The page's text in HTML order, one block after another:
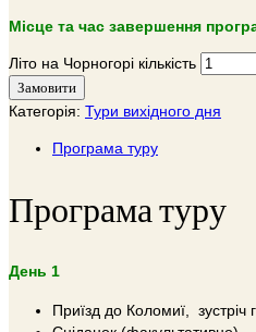
Місце та час завершення
Літо на Чорногорі кількість
Замовити
Категорія: Тури вихідного дня
Програма туру
Програма туру
День 1
Приїзд до Коломиї,